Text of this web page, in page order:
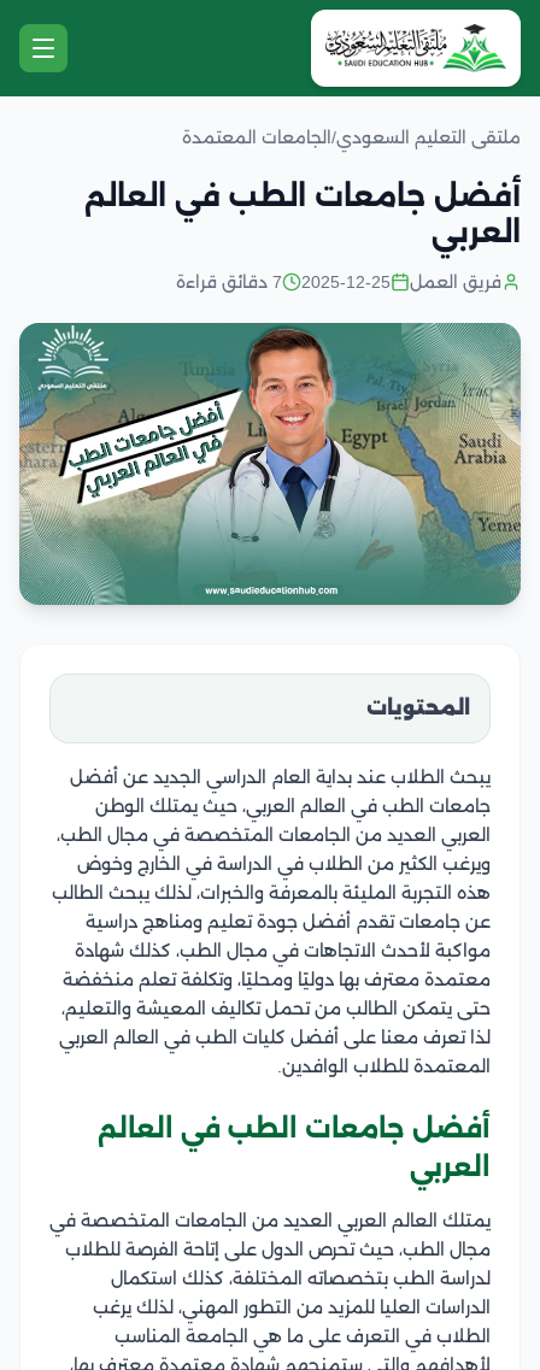
ملتقى التعليم السعودي/ الجامعات المعتمدة
أفضل جامعات الطب في العالم
العربي
فريق العمل 2025-12-25 7 دقائق قراءة
المحتويات
يبحث الطلاب عند بداية العام الدراسي الجديد عن أفضل
جامعات الطب في العالم العربي، حيث يمتلك الوطن
العربي العديد من الجامعات المتخصصة في مجال الطب،
ويرغب الكثير من الطلاب في الدراسة في الخارج وخوض
هذه التجربة المليئة بالمعرفة والخبرات، لذلك يبحث الطالب
عن جامعات تقدم أفضل جودة تعليم ومناهج دراسية
مواكبة لأحدث الاتجاهات في مجال الطب، كذلك شهادة
معتمدة معترف بها دوليًا ومحليًا، وتكلفة تعلم منخفضة
حتى يتمكن الطالب من تحمل تكاليف المعيشة والتعليم،
لذا تعرف معنا على أفضل كليات الطب في العالم العربي
المعتمدة للطلاب الوافدين.
أفضل جامعات الطب في العالم
العربي
يمتلك العالم العربي العديد من الجامعات المتخصصة في
مجال الطب، حيث تحرص الدول على إتاحة الفرصة للطلاب
لدراسة الطب بتخصصاته المختلفة، كذلك استكمال
الدراسات العليا للمزيد من التطور المهني، لذلك يرغب
الطلاب في التعرف على ما هي الجامعة المناسب
لأهدافهم والتي ستمنحهم شهادة معتمدة معترف بها،